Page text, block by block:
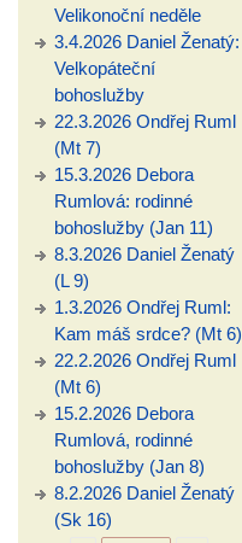
Velikonoční neděle
3.4.2026 Daniel Ženatý:
Velkopáteční
bohoslužby
22.3.2026 Ondřej Ruml
(Mt 7)
15.3.2026 Debora
Rumlová: rodinné
bohoslužby (Jan 11)
8.3.2026 Daniel Ženatý
(L 9)
1.3.2026 Ondřej Ruml:
Kam máš srdce? (Mt 6)
22.2.2026 Ondřej Ruml
(Mt 6)
15.2.2026 Debora
Rumlová, rodinné
bohoslužby (Jan 8)
8.2.2026 Daniel Ženatý
(Sk 16)